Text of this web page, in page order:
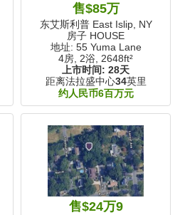
售$85万
东艾斯利普 East Islip, NY
房子 HOUSE
地址: 55 Yuma Lane
4房, 2浴, 2648ft²
上市时间: 28天
距离法拉盛中心34英里
约人民币6百万元
售$24万9